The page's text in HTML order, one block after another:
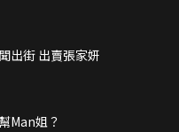
出街 出賣張家妍
Man姐？